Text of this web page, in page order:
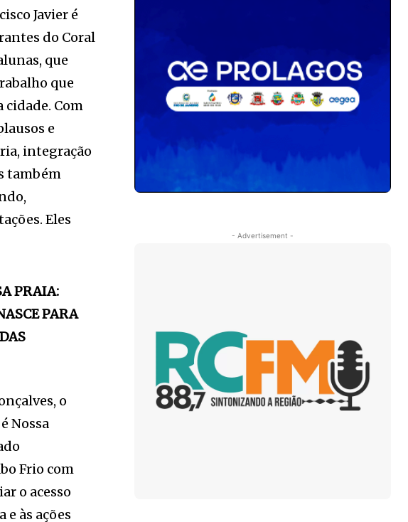
Javier é
do Coral
que
que
cidade. Com
e
integração
também
Eles
PRAIA:
PARA
o
Nossa
Frio com
o acesso
e às ações
- Advertisement -